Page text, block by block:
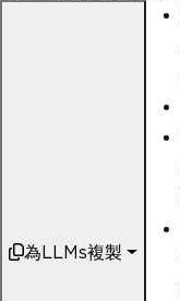
為LLMs複製